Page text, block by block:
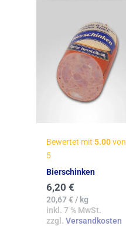
Bewertet mit 5.00von
5
Bierschinken
6,20 €
20,67€/ kg
inkl. 7 % MwSt.
zzgl. Versandkosten